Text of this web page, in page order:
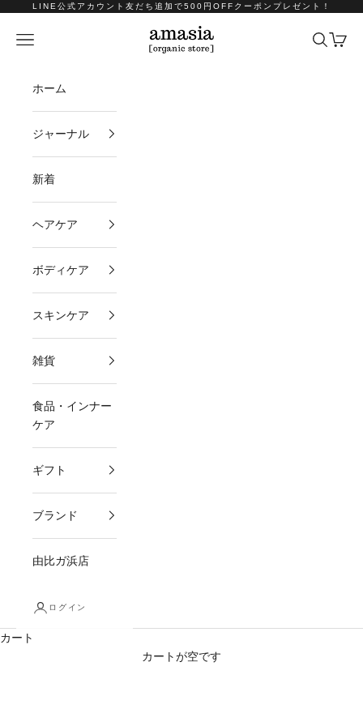
コンテンツへスキップ
LINE公式アカウント友だち追加で500円OFFクーポンプレゼント！
amasia organic store
メニュー 検索カート
ホーム
ジャーナル
新着
ヘアケア
ボディケア
スキンケア
雑貨
食品・インナー
ケア
ギフト
ブランド
由比ガ浜店
ログイン
カート
カートが空です